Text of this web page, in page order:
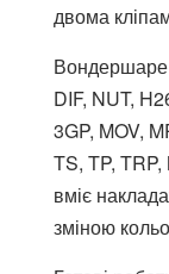
двома
Вондершаре
DIF, NUT,
3GP, MOV,
TS, TP, TRP,
вміє
зміною